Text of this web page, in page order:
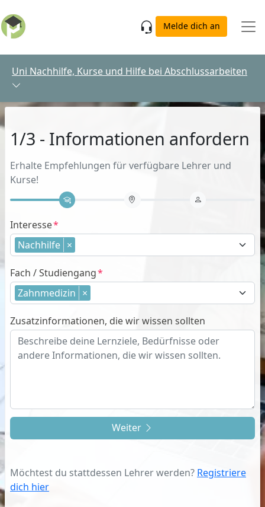
Melde dich an
Uni Nachhilfe, Kurse und Hilfe bei Abschlussarbeiten
1/3 - Informationen anfordern
Erhalte Empfehlungen für verfügbare Lehrer und
Kurse!
Interesse
Nachhilfe ×
Fach / Studiengang
Zahnmedizin ×
Zusatzinformationen, die wir wissen sollten
Weiter
Möchtest du stattdessen Lehrer werden? Registriere
dich hier